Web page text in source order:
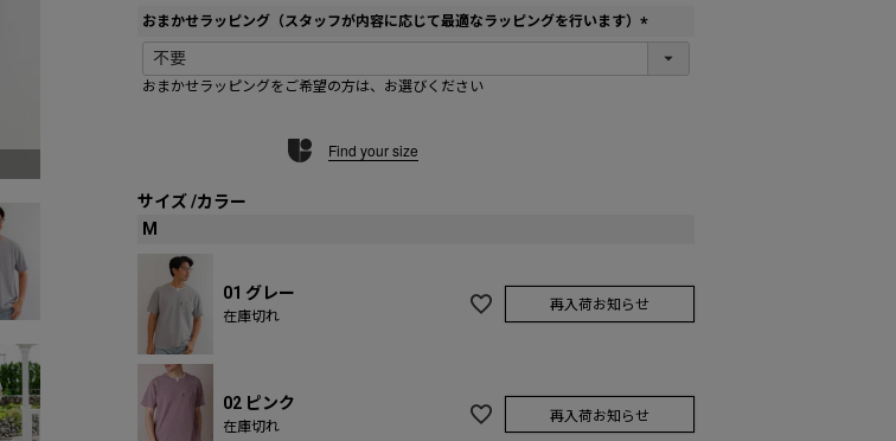
おまかせラッピング（スタッフが内容に応じて最適なラッピングを行います）
(
おまかせラッピングをご希望の方は、お選びください
Find your size
サイズ カラー
M
01 グレー
在庫切れ
再入荷お知らせ
02 ピンク
在庫切れ
再入荷お知らせ